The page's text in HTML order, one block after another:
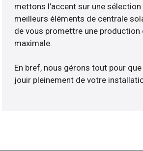
mettons l’accent sur une
meilleurs éléments de centrale
de vous promettre une production
maximale.
En bref, nous gérons tout pour
jouir pleinement de votre